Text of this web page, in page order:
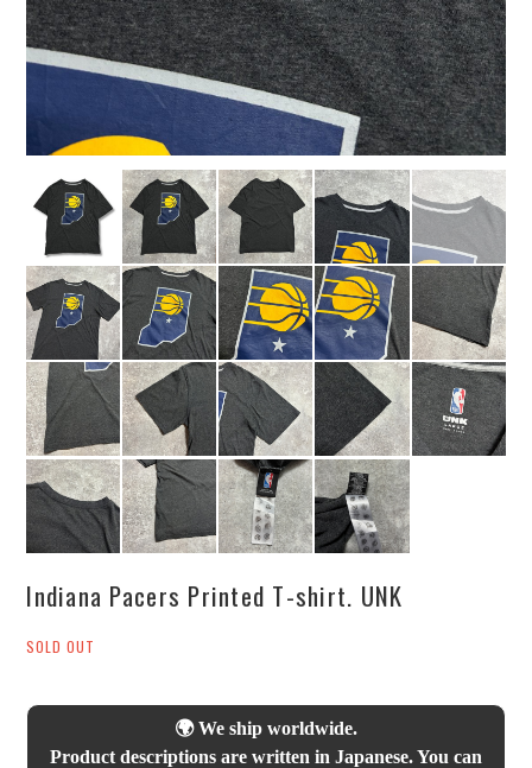
Indiana Pacers Printed T-shirt. UNK
SOLD OUT
🌍 We ship worldwide.
Product descriptions are written in Japanese. You can